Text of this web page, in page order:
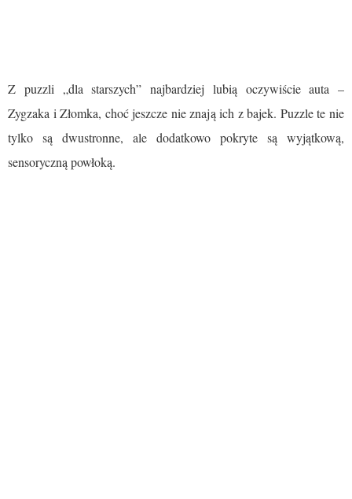
Z puzzli „dla starszych” najbardziej lubią oczywiście auta –
Zygzaka i Złomka, choć jeszcze nie znają ich z bajek. Puzzle te nie
tylko są dwustronne, ale dodatkowo pokryte są wyjątkową,
sensoryczną powłoką.